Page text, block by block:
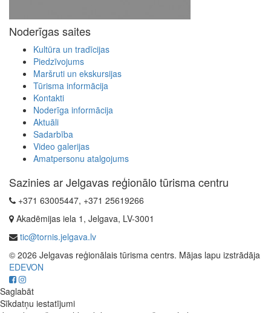
Noderīgas saites
Kultūra un tradīcijas
Piedzīvojums
Maršruti un ekskursijas
Tūrisma informācija
Kontakti
Noderīga informācija
Aktuāli
Sadarbība
Video galerijas
Amatpersonu atalgojums
Sazinies ar Jelgavas reģionālo tūrisma centru
+371 63005447, +371 25619266
Akadēmijas iela 1, Jelgava, LV-3001
tic@tornis.jelgava.lv
© 2026 Jelgavas reģionālais tūrisma centrs. Mājas lapu izstrādāja
EDEVON
Saglabāt
Sīkdatņu iestatījumi